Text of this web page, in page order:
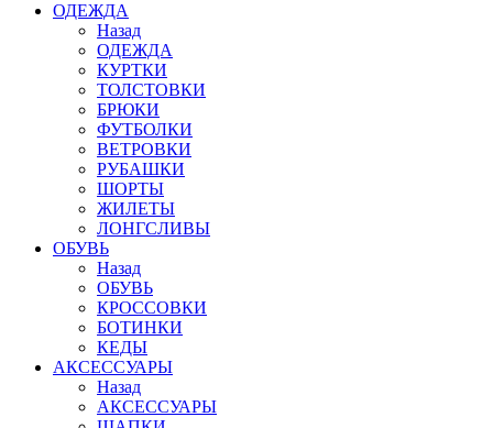
ОДЕЖДА
Назад
ОДЕЖДА
КУРТКИ
ТОЛСТОВКИ
БРЮКИ
ФУТБОЛКИ
ВЕТРОВКИ
РУБАШКИ
ШОРТЫ
ЖИЛЕТЫ
ЛОНГСЛИВЫ
ОБУВЬ
Назад
ОБУВЬ
КРОССОВКИ
БОТИНКИ
КЕДЫ
АКСЕССУАРЫ
Назад
АКСЕССУАРЫ